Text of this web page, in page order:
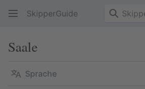
SkipperGuide
Saale
Sprache